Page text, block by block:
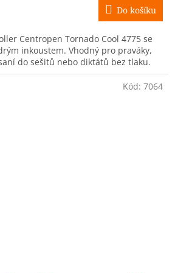
Do košíku
Centropen Tornado Cool 4775 se
inkoustem. Vhodný pro praváky,
do sešitů nebo diktátů bez tlaku.
Kód: 7064